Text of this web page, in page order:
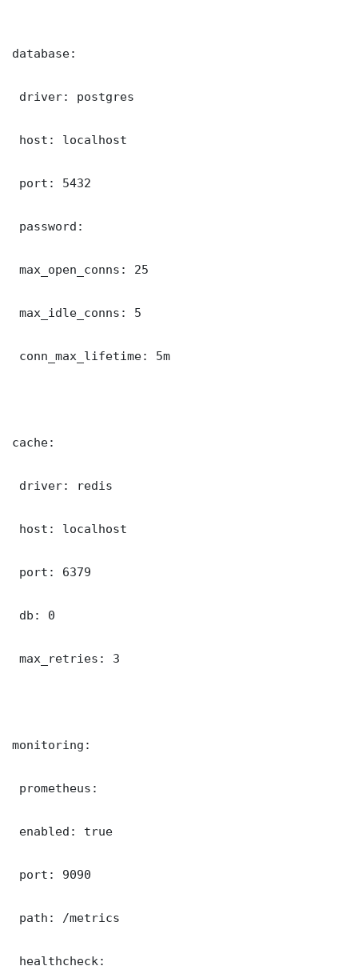
database:
driver: postgres
host: localhost
port: 5432
password:
max_open_conns: 25
max_idle_conns: 5
conn_max_lifetime: 5m
cache:
driver: redis
host: localhost
port: 6379
db: 0
max_retries: 3
monitoring:
prometheus:
enabled: true
port: 9090
path: /metrics
healthcheck: